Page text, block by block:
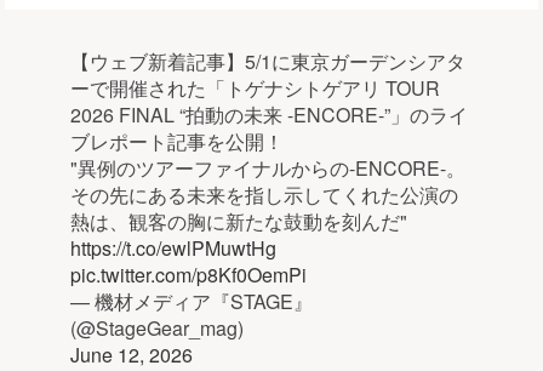
【ウェブ新着記事】5/1に東京ガーデンシアタ
ーで開催された「トゲナシトゲアリ TOUR
2026 FINAL “拍動の未来 -ENCORE-”」のライ
ブレポート記事を公開！
"異例のツアーファイナルからの-ENCORE-。
その先にある未来を指し示してくれた公演の
熱は、観客の胸に新たな鼓動を刻んだ"
https://t.co/ewlPMuwtHg
pic.twitter.com/p8Kf0OemPi
— 機材メディア『STAGE』
(@StageGear_mag)
June 12, 2026